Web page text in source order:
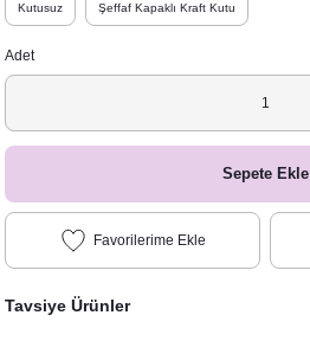
Kutusuz Şeffaf Kapaklı Kraft Kutu
Adet
Sepete Ekle
Tavsiye Ürünler